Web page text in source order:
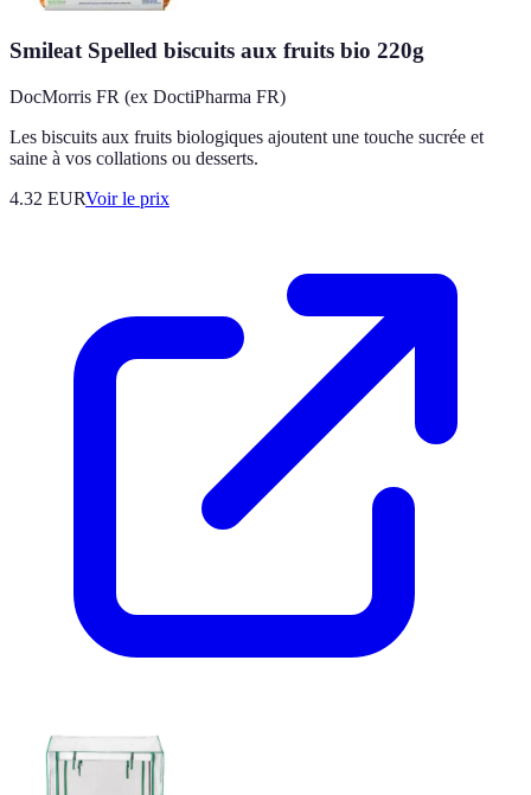
Smileat Spelled biscuits aux fruits bio 220g
DocMorris FR (ex DoctiPharma FR)
Les biscuits aux fruits biologiques ajoutent une touche sucrée et
saine à vos collations ou desserts.
4.32 EURVoir le prix